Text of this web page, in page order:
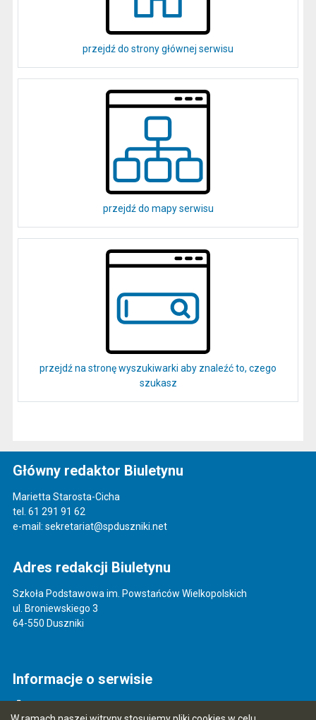
przejdź do strony głównej serwisu
przejdź do mapy serwisu
przejdź na stronę wyszukiwarki aby znaleźć to, czego
szukasz
Główny redaktor Biuletynu
Marietta Starosta-Cicha
tel. 61 291 91 62
e-mail: sekretariat@spduszniki.net
Adres redakcji Biuletynu
Szkoła Podstawowa im. Powstańców Wielkopolskich
ul. Broniewskiego 3
64-550 Duszniki
Informacje o serwisie
Mapa serwisu